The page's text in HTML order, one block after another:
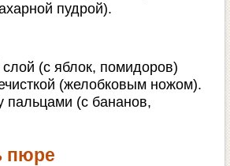
пудрой).
(с яблок, помидоров)
(желобковым ножом).
пальцами (с бананов,
пюре